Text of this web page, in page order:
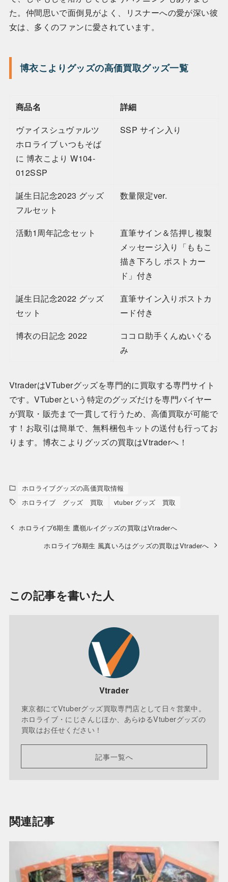
た。仲間思いで面倒見がよく、リスナーへの愛が深い彼
女は、多くのファンに愛されています。
博衣こよりグッズの高価買取グッズ一覧
商品名
詳細
ヴァイスシュヴァルツ
ホロライブ いつもそば
に 博衣こより W104-
012SSP
SSP サイン入り
誕生日記念2023 グッズ
フルセット
数量限定ver.
活動1周年記念セット
直筆サイン＆箔押し複製
メッセージ入り「ももこ
描き下ろし ポストカー
ド」付き
誕生日記念2022 グッズ
セット
直筆サイン入りポストカ
ード付き
博衣の日記念 2022
ココロ助手くんぬいぐる
み
VtraderはVTuberグッズを専門的に買取する専門サイト
です。VTuberという特定のグッズだけを専門バイヤー
が買取・販売まで一貫して行うため、高価買取が可能で
す！お取引は簡単で、無料梱包キットの送付も行ってお
ります。博衣こよりグッズの買取はVtraderへ！
ホロライブグッズの高価買取情報
ホロライブ グッズ 買取
vtuber グッズ 買取
ホロライブ6期生 鷹嶺ルイグッズの買取はVtraderへ
ホロライブ6期生 風真いろはグッズの買取はVtraderへ
この記事を書いた人
Vtrader
東京都にてVtuberグッズ買取専門店として日々営業中。
ホロライブ・にじさんじほか、あらゆるVtuberグッズの
買取はお任せください！
記事一覧へ
関連記事